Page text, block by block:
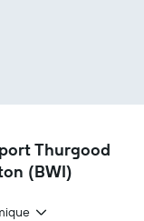
Thurgood
(BWI)